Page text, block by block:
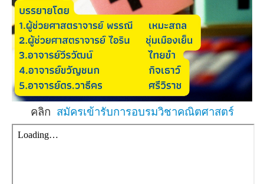
คลิก สมัครเข้ารับการอบรมวิชาคณิตศาสตร์